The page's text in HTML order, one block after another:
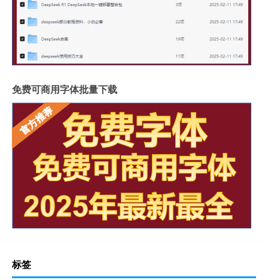
免费可商用字体批量下载
标签